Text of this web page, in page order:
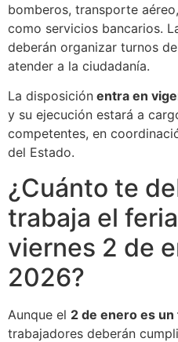
bomberos, transporte
como servicios bancarios.
deberán organizar turnos
atender a la ciudadanía.
La disposición entra en
y su ejecución estará a
competentes, en
del Estado.
¿Cuánto te
trabaja el
viernes 2 de
2026?
Aunque el 2 de enero es
trabajadores deberán